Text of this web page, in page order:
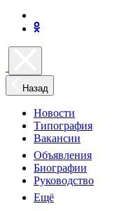
Назад
Новости
Типография
Вакансии
Объявления
Биографии
Руководство
Ещё